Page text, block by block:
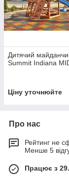
Дитячий
Summit Indiana
Ціну уточнюйте
Про нас
Рейтинг не
Менше 5
Працює з